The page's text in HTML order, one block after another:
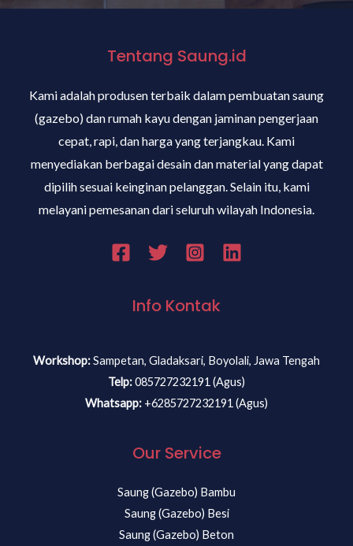
Tentang Saung.id
Kami adalah produsen terbaik dalam pembuatan saung
(gazebo) dan rumah kayu dengan jaminan pengerjaan
cepat, rapi, dan harga yang terjangkau. Kami
menyediakan berbagai desain dan material yang dapat
dipilih sesuai keinginan pelanggan. Selain itu, kami
melayani pemesanan dari seluruh wilayah Indonesia.
Info Kontak
Workshop:Sampetan, Gladaksari, Boyolali, Jawa Tengah
Telp:085727232191 (Agus)
Whatsapp: +6285727232191 (Agus)
Our Service
Saung (Gazebo) Bambu
Saung (Gazebo) Besi
Saung (Gazebo) Beton